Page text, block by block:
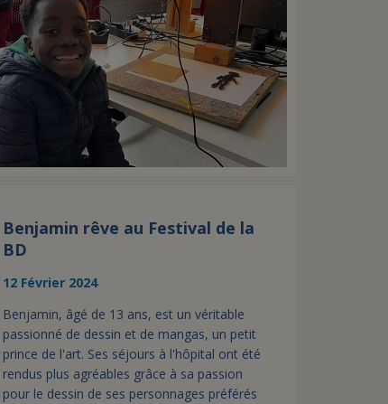
Benjamin rêve au Festival de la
BD
12 Février 2024
Benjamin, âgé de 13 ans, est un véritable
passionné de dessin et de mangas, un petit
prince de l'art. Ses séjours à l'hôpital ont été
rendus plus agréables grâce à sa passion
pour le dessin de ses personnages préférés